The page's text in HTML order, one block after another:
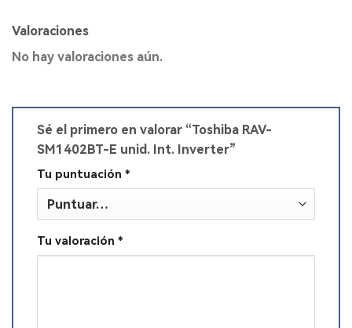
Valoraciones
No hay valoraciones aún.
Sé el primero en valorar “Toshiba RAV-
SM1402BT-E unid. Int. Inverter”
Tu puntuación *
Tu valoración *